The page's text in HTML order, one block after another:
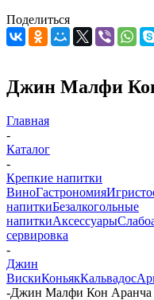
Поделиться
Джин Малфи
Главная
-
Каталог
-
Крепкие напитки
ВиноГастрономия
напиткиБезалкогольные
напиткиАксессуары
сервировка
-
Джин
ВискиКоньякКальвадос
-Джин Малфи Кон Аранча